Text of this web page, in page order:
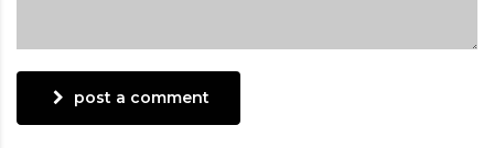
post a comment